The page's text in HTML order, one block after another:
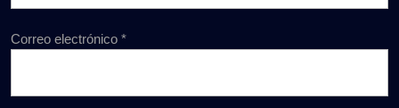
Correo electrónico *